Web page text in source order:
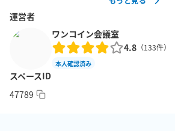
【ご注意事項】
・予約時間内の入退出を厳守してください
備する時間、後片付けをしてドアを閉める
う、ご予約時間は余裕を持ってお取りくだ
管理システムにて検知の上、利用規約に則
運営者
ワンコイン会議室
4.8 （133件）
本人確認済み
スペースID
47789